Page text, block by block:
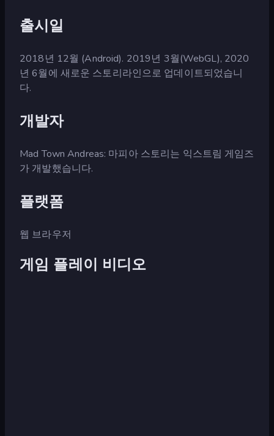
출시일
2018년 12월 (Android). 2019년 3월(WebGL), 2020
년 6월에 새로운 스토리라인으로 업데이트되었습니
다.
개발자
Mad Town Andreas: 마피아 스토리는 익스트림 게임즈
가 개발했습니다.
플랫폼
웹 브라우저
게임 플레이 비디오